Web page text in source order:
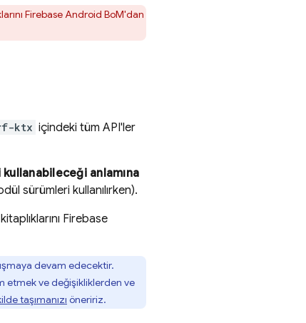
Firebase Android BoM'dan
ktx içindeki tüm API'ler
anlamına
sürümleri kullanılırken).
Firebase
devam edecektir.
etmek ve değişikliklerden ve
taşımanızı öneririz.